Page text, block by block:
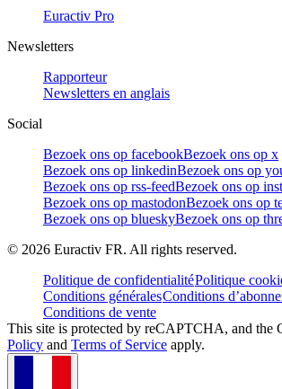
Euractiv Pro
Newsletters
Rapporteur
Newsletters en anglais
Social
Bezoek ons op facebookBezoek ons op x
Bezoek ons op linkedinBezoek ons op
Bezoek ons op rss-feedBezoek ons op
Bezoek ons op mastodonBezoek ons op
Bezoek ons op blueskyBezoek ons op
© 2026 Euractiv FR. All rights reserved.
Politique de confidentialitéPolitique
Conditions généralesConditions
Conditions de vente
This site is protected by reCAPTCHA, and the
Policy and Terms of Service apply.